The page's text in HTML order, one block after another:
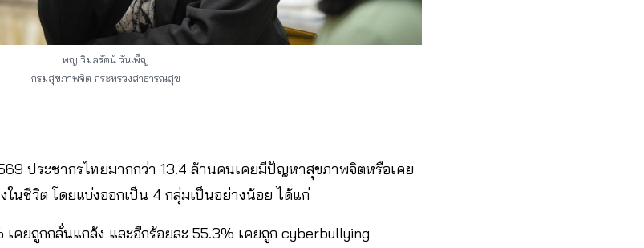
พญ.วิมลรัตน์ วันเพ็ญ
กรมสุขภาพจิต กระทรวงสาธารณสุข
ประชากรไทยมากกว่า 13.4 ล้านคนเคยมีปัญหาสุขภาพจิตหรือเคย
ในชีวิต โดยแบ่งออกเป็น 4 กลุ่มเป็นอย่างน้อย ได้แก่
เคยถูกกลั่นแกล้ง และอีกร้อยละ 55.3% เคยถูก cyberbullying